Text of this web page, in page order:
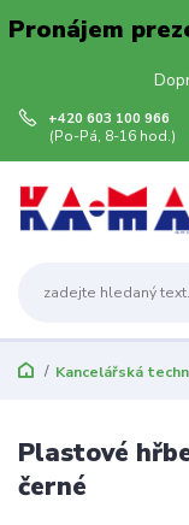
Pronájem
+420 603 100 966
(Po-Pá, 8-16 hod.)
Kancelářská
Plastové
černé